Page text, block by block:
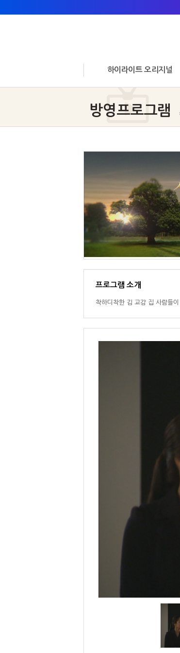
하이라이트 오리지널
방영프로그램
프로그램 소개
착하디착한 김 교감 집 사람들